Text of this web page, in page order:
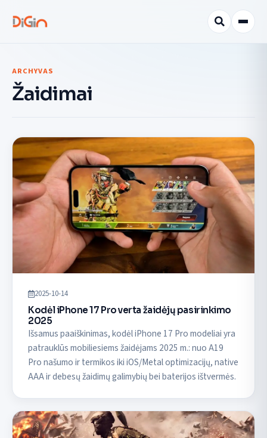
ARCHYVAS
Žaidimai
2025-10-14
Kodėl iPhone 17 Pro verta žaidėjų pasirinkimo
2025
Išsamus paaiškinimas, kodėl iPhone 17 Pro modeliai yra
patrauklūs mobiliesiems žaidėjams 2025 m.: nuo A19
Pro našumo ir termikos iki iOS/Metal optimizacijų, native
AAA ir debesų žaidimų galimybių bei baterijos ištvermės.